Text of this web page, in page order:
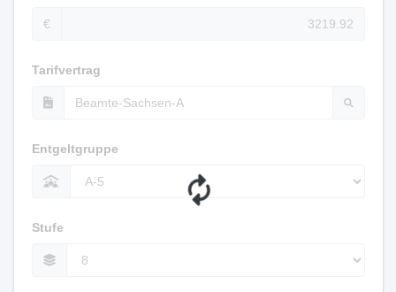
€
Tarifvertrag
Entgeltgruppe
Stufe